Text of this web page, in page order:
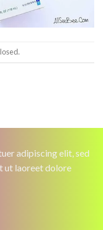
adipiscing elit, sed
ut laoreet dolore